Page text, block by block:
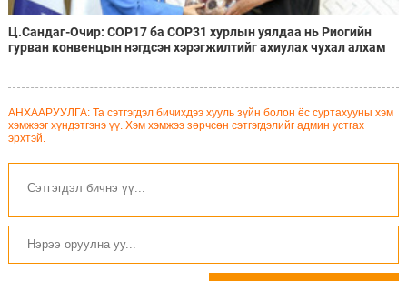
Ц.Сандаг-Очир: COP17 ба COP31 хурлын уялдаа нь Риогийн
гурван конвенцын нэгдсэн хэрэгжилтийг ахиулах чухал алхам
АНХААРУУЛГА: Та сэтгэгдэл бичихдээ хууль зүйн болон ёс суртахууны хэм
хэмжээг хүндэтгэнэ үү. Хэм хэмжээ зөрчсөн сэтгэгдэлийг админ устгах
эрхтэй.